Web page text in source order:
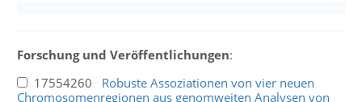
Forschung und Veröffentlichungen:
17554260 Robuste Assoziationen von vier neuen
Chromosomenregionen aus genomweiten Analysen von